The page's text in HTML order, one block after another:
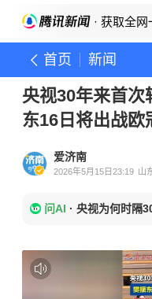
· 获取全
首页 新闻
央视30年来首次
东16日将出战欧
爱济南
2026年5月15日23:19 山
问AI · 央视为何时隔